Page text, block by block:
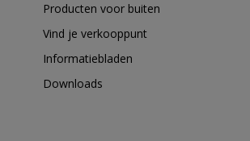
Producten voor buiten
Vind je verkooppunt
Informatiebladen
Downloads